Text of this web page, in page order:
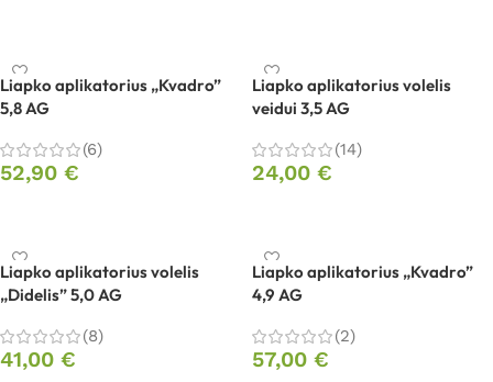
Liapko aplikatorius „Kvadro”
5,8 AG
(6)
52,90 €
Liapko aplikatorius volelis
veidui 3,5 AG
(14)
24,00 €
Liapko aplikatorius volelis
„Didelis” 5,0 AG
(8)
41,00 €
Liapko aplikatorius „Kvadro”
4,9 AG
(2)
57,00 €